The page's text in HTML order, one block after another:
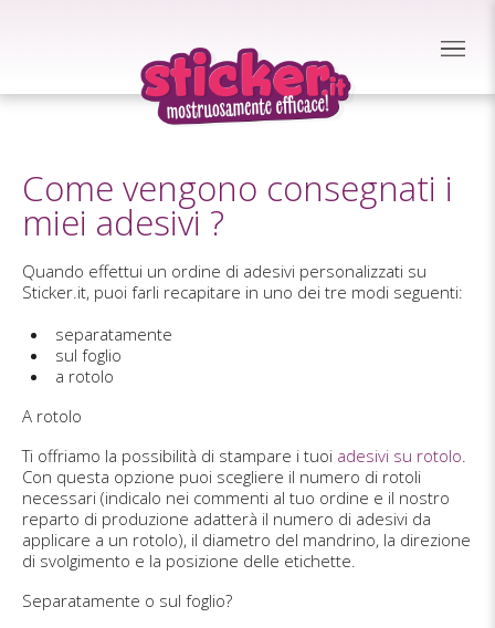
Come vengono consegnati i
miei adesivi ?
Quando effettui un ordine di adesivi personalizzati su
Sticker.it, puoi farli recapitare in uno dei tre modi seguenti:
separatamente
sul foglio
a rotolo
A rotolo
Ti offriamo la possibilità di stampare i tuoi adesivi su rotolo.
Con questa opzione puoi scegliere il numero di rotoli
necessari (indicalo nei commenti al tuo ordine e il nostro
reparto di produzione adatterà il numero di adesivi da
applicare a un rotolo), il diametro del mandrino, la direzione
di svolgimento e la posizione delle etichette.
Separatamente o sul foglio?